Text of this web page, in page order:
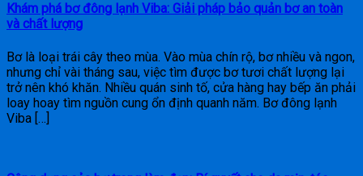
Khám phá bơ đông lạnh Viba: Giải pháp bảo quản bơ an toàn
và chất lượng
Bơ là loại trái cây theo mùa. Vào mùa chín rộ, bơ nhiều và ngon,
nhưng chỉ vài tháng sau, việc tìm được bơ tươi chất lượng lại
trở nên khó khăn. Nhiều quán sinh tố, cửa hàng hay bếp ăn phải
loay hoay tìm nguồn cung ổn định quanh năm. Bơ đông lạnh
Viba […]